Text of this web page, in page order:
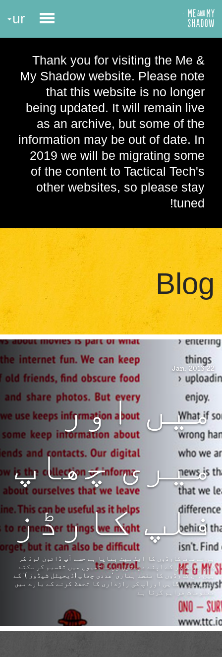
Thank you for visiting the Me &
My Shadow website. Please note
that this website is no longer
being updated. It will remain live
as an archive, but some of the
information may be out of date. In
2019 we will be migrating some
of the content to Tactical Tech's
other websites, so please stay
tuned!
ur
Blog
22 Jan. 2013
میں اور
میری چھاپ
فلپ کارڈز
ہم نے سات کارڈوں کا ایک سیٹ بنایا ہے جسے آپ ڈائون لوڈ کر
کے، پرنٹ کر کے اپنے دوستوں ور ساتھیوں میں تقسیم کر سکتے
ہیں .ان کارڈوں کا مقصد ہماری 'عددی چھاپ (ڈیجیٹل شیڈوز )' کے
بارے میں آگاہی اورآپ کی رازداری کا تحفظ کرنے کے بارے میں
معلومات فراہم کرنا ہے